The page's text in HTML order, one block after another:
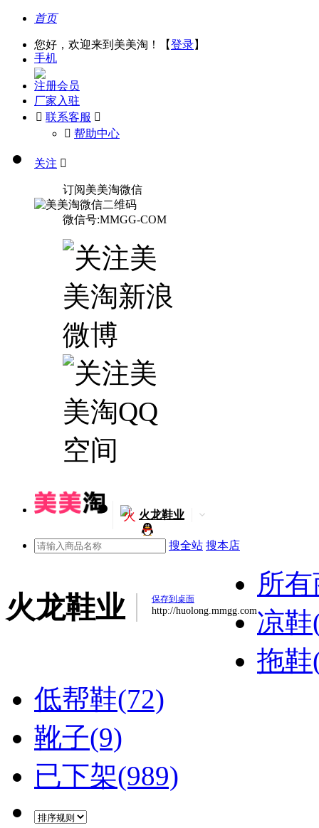
首页
您好，欢迎来到美美淘！【登录】
手机
注册会员
厂家入驻
 联系客服 
󰅃 帮助中心
关注 
订阅美美淘微信
微信号:MMGG-COM
火 火龙鞋业
搜全站 搜本店
火龙鞋业 保存到桌面
http://huolong.mmgg.com
所
凉鞋
拖鞋
低帮鞋(72)
靴子(9)
已下架(989)